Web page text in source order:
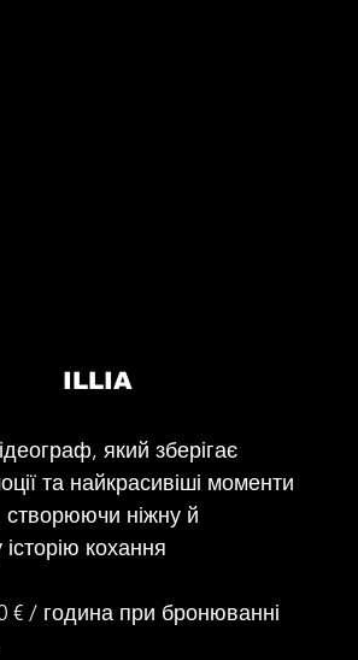
ILLIA
який зберігає
та найкрасивіші моменти
ніжну й
кохання
€ / година при бронюванні